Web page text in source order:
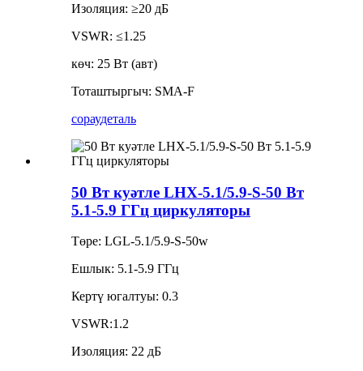
Изоляция: ≥20 дБ
VSWR: ≤1.25
көч: 25 Вт (авт)
Тоташтыргыч: SMA-F
сораудеталь
50 Вт куәтле LHX-5.1/5.9-S-50 Вт
5.1-5.9 ГГц циркуляторы
Төре: LGL-5.1/5.9-S-50w
Ешлык: 5.1-5.9 ГГц
Кертү югалтуы: 0.3
VSWR:1.2
Изоляция: 22 дБ